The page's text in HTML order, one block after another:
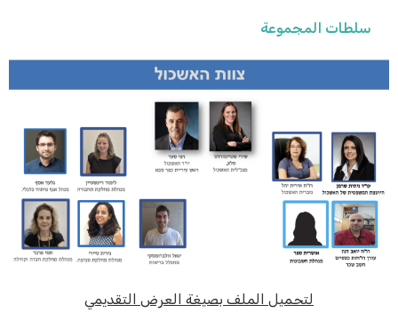
سلطات المجموعة
لتحميل الملف بصيغة العرض التقديمي